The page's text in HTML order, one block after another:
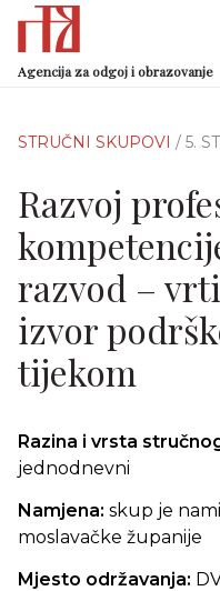
Agencija za odgoj i obrazovanje
STRUČNI SKUPOVI / 5.
Razvoj
razvod –
izvor
tijekom
Razina i vrsta
jednodnevni
Namjena: skup je
moslavačke županije
Mjesto održavanja: